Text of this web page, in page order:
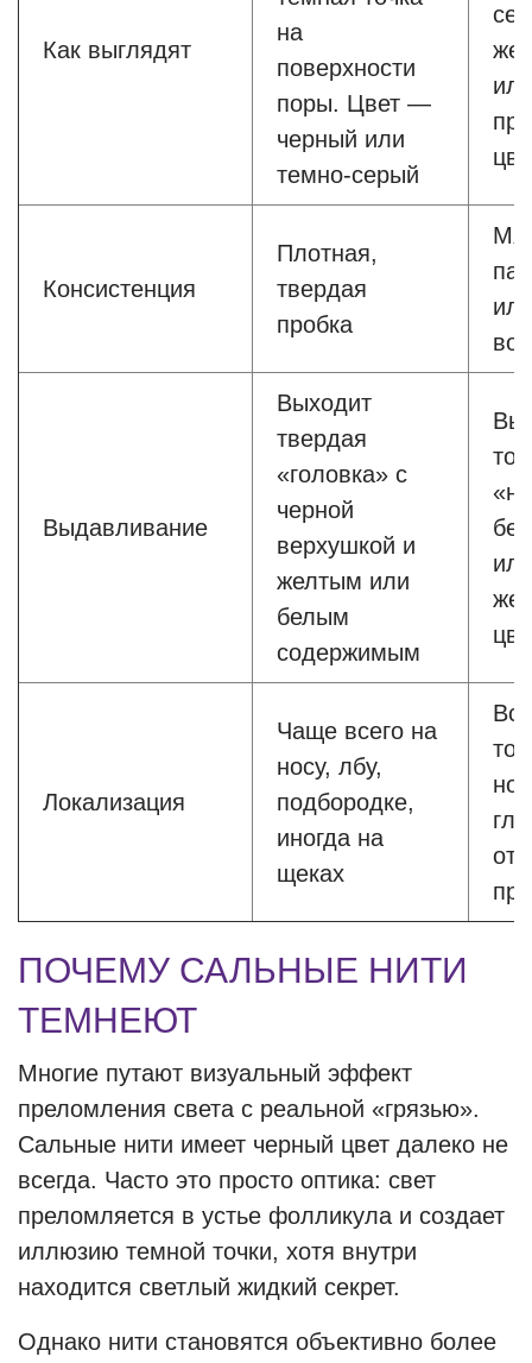
Как выглядят
на
поверхности
поры. Цвет —
черный или
темно-серый
или
Консистенция
Плотная,
твердая
пробка
или
Выдавливание
Выходит
твердая
«головка» с
черной
верхушкой и
желтым или
белым
содержимым
или
Локализация
Чаще всего на
носу, лбу,
подбородке,
иногда на
щеках
ПОЧЕМУ САЛЬНЫЕ НИТИ
ТЕМНЕЮТ
Многие путают визуальный эффект
преломления света с реальной «грязью».
Сальные нити имеет черный цвет далеко не
всегда. Часто это просто оптика: свет
преломляется в устье фолликула и создает
иллюзию темной точки, хотя внутри
находится светлый жидкий секрет.
Однако нити становятся объективно более